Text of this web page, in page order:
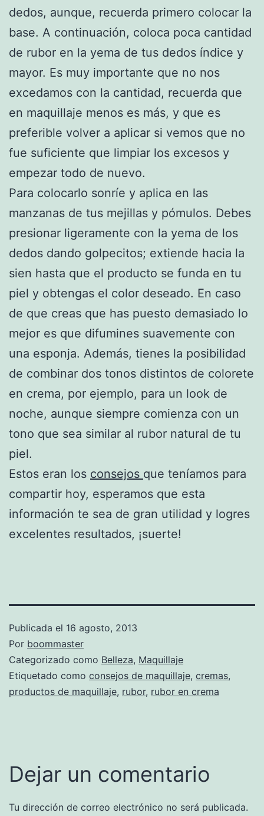
dedos, aunque, recuerda primero colocar la
base. A continuación, coloca poca cantidad
de rubor en la yema de tus dedos índice y
mayor. Es muy importante que no nos
excedamos con la cantidad, recuerda que
en maquillaje menos es más, y que es
preferible volver a aplicar si vemos que no
fue suficiente que limpiar los excesos y
empezar todo de nuevo.
Para colocarlo sonríe y aplica en las
manzanas de tus mejillas y pómulos. Debes
presionar ligeramente con la yema de los
dedos dando golpecitos; extiende hacia la
sien hasta que el producto se funda en tu
piel y obtengas el color deseado. En caso
de que creas que has puesto demasiado lo
mejor es que difumines suavemente con
una esponja. Además, tienes la posibilidad
de combinar dos tonos distintos de colorete
en crema, por ejemplo, para un look de
noche, aunque siempre comienza con un
tono que sea similar al rubor natural de tu
piel.
Estos eran los consejos que teníamos para
compartir hoy, esperamos que esta
información te sea de gran utilidad y logres
excelentes resultados, ¡suerte!
Publicada el 16 agosto, 2013
Por boommaster
Categorizado como Belleza, Maquillaje
Etiquetado como consejos de maquillaje, cremas,
productos de maquillaje, rubor, rubor en crema
Dejar un comentario
Tu dirección de correo electrónico no será publicada.